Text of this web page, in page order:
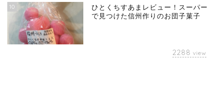
10
ひとくちすあまレビュー！スーパー
で見つけた信州作りのお団子菓子
2288 view